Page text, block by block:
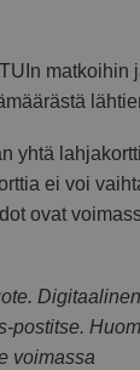
matkoihin
yhtä
ei voi
ovat
postitse.
voimassa